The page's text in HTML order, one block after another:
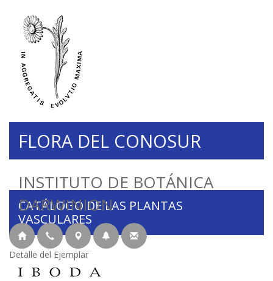
INSTITUTO DE BOTÁNICA
DARWINION
FLORA DEL CONOSUR
CATÁLOGO DE LAS PLANTAS
VASCULARES
Detalle del Ejemplar